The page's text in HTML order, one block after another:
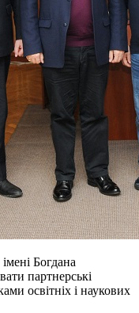
Богдана
партнерські
освітніх і наукових